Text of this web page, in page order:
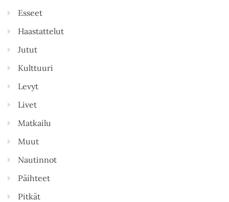
Esseet
Haastattelut
Jutut
Kulttuuri
Levyt
Livet
Matkailu
Muut
Nautinnot
Päihteet
Pitkät